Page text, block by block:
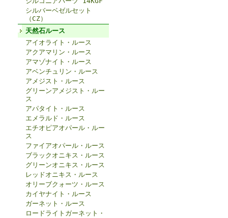
シルバーベゼルセット
（CZ）
天然石ルース
アイオライト・ルース
アクアマリン・ルース
アマゾナイト・ルース
アベンチュリン・ルース
アメジスト・ルース
グリーンアメジスト・ルー
ス
アパタイト・ルース
エメラルド・ルース
エチオピアオパール・ルー
ス
ファイアオパール・ルース
ブラックオニキス・ルース
グリーンオニキス・ルース
レッドオニキス・ルース
オリーブクォーツ・ルース
カイヤナイト・ルース
ガーネット・ルース
ロードライトガーネット・